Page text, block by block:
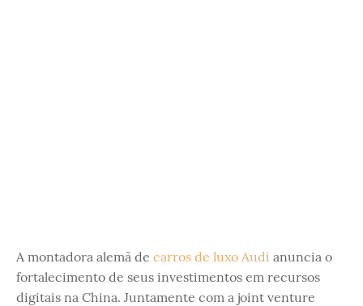
A montadora alemã de carros de luxo Audi anuncia o
fortalecimento de seus investimentos em recursos
digitais na China. Juntamente com a joint venture